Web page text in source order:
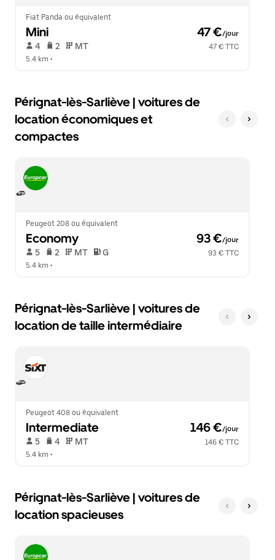
calendrier.
Fiat Panda ou équivalent
Mini 47 €/jour
4 2 MT
47 € TTC
5.4 km •
Pérignat-lès-Sarliève | voitures de
location économiques et
compactes
Peugeot 208 ou équivalent
Economy 93 €/jour
5 2 MT G
93 € TTC
5.4 km •
Pérignat-lès-Sarliève | voitures de
location de taille intermédiaire
Peugeot 408 ou équivalent
Intermediate 146 €/jour
5 4 MT
146 € TTC
5.4 km •
Pérignat-lès-Sarliève | voitures de
location spacieuses